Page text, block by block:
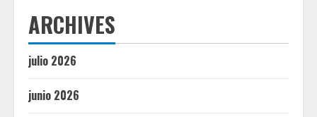
ARCHIVES
julio 2026
junio 2026